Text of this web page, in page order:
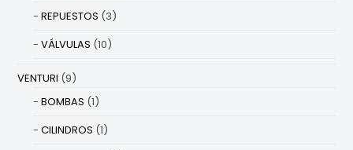
REPUESTOS (3)
VÁLVULAS (10)
VENTURI (9)
BOMBAS (1)
CILINDROS (1)